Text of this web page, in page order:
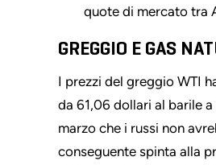
quote di mercato tra
GREGGIO E GAS
I prezzi del greggio WTI
da 61,06 dollari al barile
marzo che i russi non
conseguente spinta alla